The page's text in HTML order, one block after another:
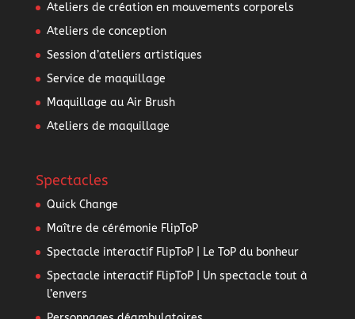
Ateliers de création en mouvements corporels
Ateliers de conception
Session d’ateliers artistiques
Service de maquillage
Maquillage au Air Brush
Ateliers de maquillage
Spectacles
Quick Change
Maître de cérémonie FlipToP
Spectacle interactif FlipToP | Le ToP du bonheur
Spectacle interactif FlipToP | Un spectacle tout à
l’envers